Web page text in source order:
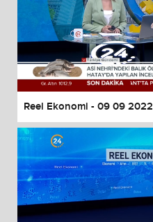
Reel Ekonomi - 09 09 2022